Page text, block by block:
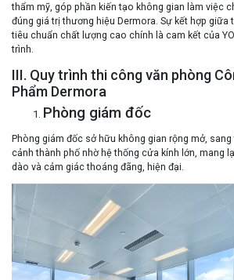
thẩm mỹ, góp phần kiến tạo không gian làm việc
đúng giá trị thương hiệu Dermora. Sự kết hợp giữa
tiêu chuẩn chất lượng cao chính là cam kết của
trình.
III. Quy trình thi công văn phòng
Phẩm Dermora
Phòng giám đốc
Phòng giám đốc sở hữu không gian rộng mở,
cảnh thành phố nhờ hệ thống cửa kính lớn, mang
dào và cảm giác thoáng đãng, hiện đại.